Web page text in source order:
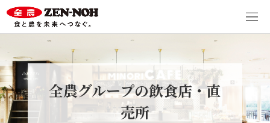
全農グループの飲食店・直
売所